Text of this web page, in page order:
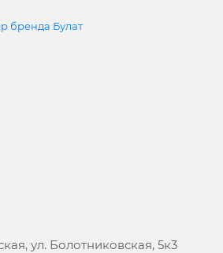
бренда Булат
ул. Болотниковская, 5к3